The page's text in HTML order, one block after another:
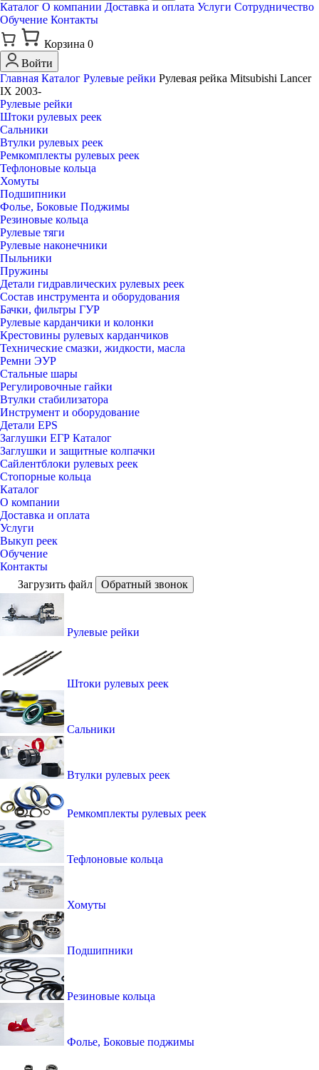
Каталог О компании Доставка и оплата Услуги Сотрудничество
Обучение Контакты
Корзина 0
Войти
Главная Каталог Рулевые рейки Рулевая рейка Mitsubishi Lancer
IX 2003-
Рулевые рейки
Штоки рулевых реек
Сальники
Втулки рулевых реек
Ремкомплекты рулевых реек
Тефлоновые кольца
Хомуты
Подшипники
Фолье, Боковые Поджимы
Резиновые кольца
Рулевые тяги
Рулевые наконечники
Пыльники
Пружины
Детали гидравлических рулевых реек
Состав инструмента и оборудования
Бачки, фильтры ГУР
Рулевые карданчики и колонки
Крестовины рулевых карданчиков
Технические смазки, жидкости, масла
Ремни ЭУР
Стальные шары
Регулировочные гайки
Втулки стабилизатора
Инструмент и оборудование
Детали EPS
Заглушки ЕГР Каталог
Заглушки и защитные колпачки
Сайлентблоки рулевых реек
Стопорные кольца
Каталог
О компании
Доставка и оплата
Услуги
Выкуп реек
Обучение
Контакты
Загрузить файл
Обратный звонок
Рулевые рейки
Штоки рулевых реек
Сальники
Втулки рулевых реек
Ремкомплекты рулевых реек
Тефлоновые кольца
Хомуты
Подшипники
Резиновые кольца
Фолье, Боковые поджимы